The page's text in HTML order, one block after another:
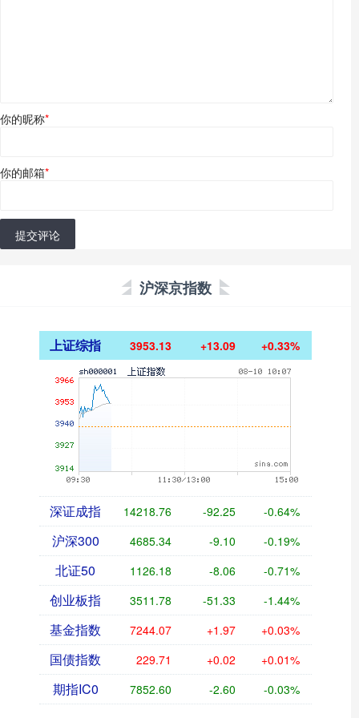
你的昵称*
你的邮箱*
提交评论
沪深京指数
上证综指 3953.13 +13.09 +0.33%
深证成指 14218.76 -92.25 -0.64%
沪深300 4685.34 -9.10 -0.19%
北证50 1126.18 -8.06 -0.71%
创业板指 3511.78 -51.33 -1.44%
基金指数 7244.07 +1.97 +0.03%
国债指数 229.71 +0.02 +0.01%
期指IC0 7852.60 -2.60 -0.03%